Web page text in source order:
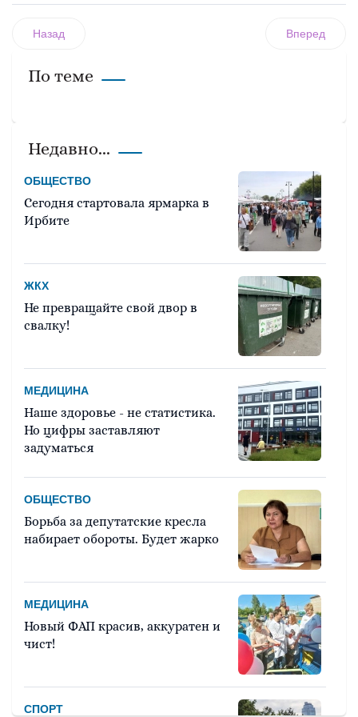
Назад Вперед
По теме
Недавно...
ОБЩЕСТВО
Сегодня стартовала ярмарка в
Ирбите
ЖКХ
Не превращайте свой двор в
свалку!
МЕДИЦИНА
Наше здоровье - не статистика.
Но цифры заставляют
задуматься
ОБЩЕСТВО
Борьба за депутатские кресла
набирает обороты. Будет жарко
МЕДИЦИНА
Новый ФАП красив, аккуратен и
чист!
СПОРТ